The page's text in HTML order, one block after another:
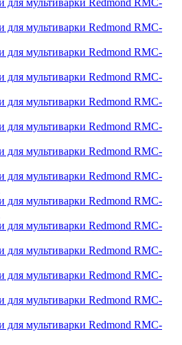
для мультиварки Redmond RMC-
для мультиварки Redmond RMC-
для мультиварки Redmond RMC-
для мультиварки Redmond RMC-
для мультиварки Redmond RMC-
для мультиварки Redmond RMC-
для мультиварки Redmond RMC-
для мультиварки Redmond RMC-
для мультиварки Redmond RMC-
для мультиварки Redmond RMC-
для мультиварки Redmond RMC-
для мультиварки Redmond RMC-
для мультиварки Redmond RMC-
для мультиварки Redmond RMC-